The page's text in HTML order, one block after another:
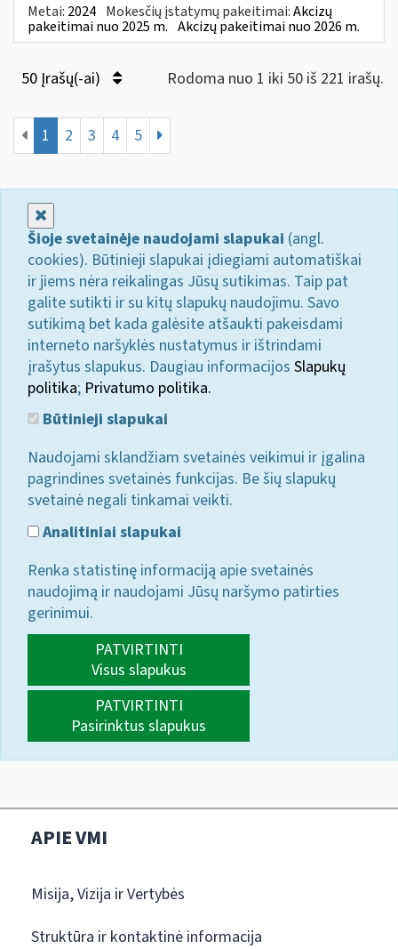
Metai: 2024 Mokesčių įstatymų pakeitimai:Akcizų
pakeitimai nuo 2025 m. Akcizų pakeitimai nuo 2026 m.
50 Įrašų(-ai) Rodoma nuo 1 iki 50 iš 221 irašų.
1 2 3 4 5
Šioje svetainėje naudojami slapukai (angl.
cookies). Būtinieji slapukai įdiegiami automatiškai
ir jiems nėra reikalingas Jūsų sutikimas. Taip pat
galite sutikti ir su kitų slapukų naudojimu. Savo
sutikimą bet kada galėsite atšaukti pakeisdami
interneto naršyklės nustatymus ir ištrindami
įrašytus slapukus. Daugiau informacijos Slapukų
politika; Privatumo politika.
Būtinieji slapukai
Naudojami sklandžiam svetainės veikimui ir įgalina
pagrindines svetainės funkcijas. Be šių slapukų
svetainė negali tinkamai veikti.
Analitiniai slapukai
Renka statistinę informaciją apie svetainės
naudojimą ir naudojami Jūsų naršymo patirties
gerinimui.
PATVIRTINTI
Visus slapukus
PATVIRTINTI
Pasirinktus slapukus
APIE VMI
Misija, Vizija ir Vertybės
Struktūra ir kontaktinė informacija